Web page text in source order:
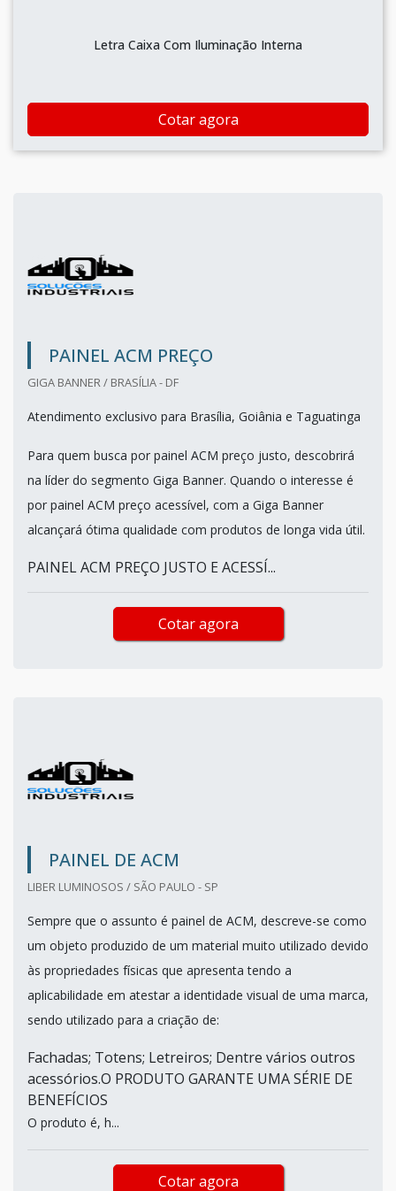
Letra Caixa Com Iluminação Interna
Cotar agora
PAINEL ACM PREÇO
GIGA BANNER / BRASÍLIA - DF
Atendimento exclusivo para Brasília, Goiânia e Taguatinga
Para quem busca por painel ACM preço justo, descobrirá
na líder do segmento Giga Banner. Quando o interesse é
por painel ACM preço acessível, com a Giga Banner
alcançará ótima qualidade com produtos de longa vida útil.
PAINEL ACM PREÇO JUSTO E ACESSÍ...
Cotar agora
PAINEL DE ACM
LIBER LUMINOSOS / SÃO PAULO - SP
Sempre que o assunto é painel de ACM, descreve-se como
um objeto produzido de um material muito utilizado devido
às propriedades físicas que apresenta tendo a
aplicabilidade em atestar a identidade visual de uma marca,
sendo utilizado para a criação de:
Fachadas; Totens; Letreiros; Dentre vários outros
acessórios.O PRODUTO GARANTE UMA SÉRIE DE
BENEFÍCIOS
O produto é, h...
Cotar agora